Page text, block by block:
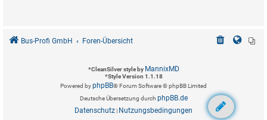
Bus-Profi GmbH Foren-Übersicht
*CleanSilver style by MannixMD
*Style Version 1.1.18
Powered byphpBB® Forum Software © phpBB Limited
Deutsche Übersetzung durch phpBB.de
Datenschutz | Nutzungsbedingungen